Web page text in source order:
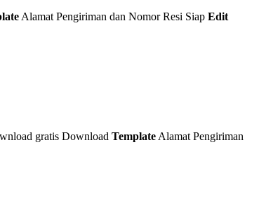
Alamat Pengiriman dan Nomor Resi Siap Edit
gratis Download Template Alamat Pengiriman